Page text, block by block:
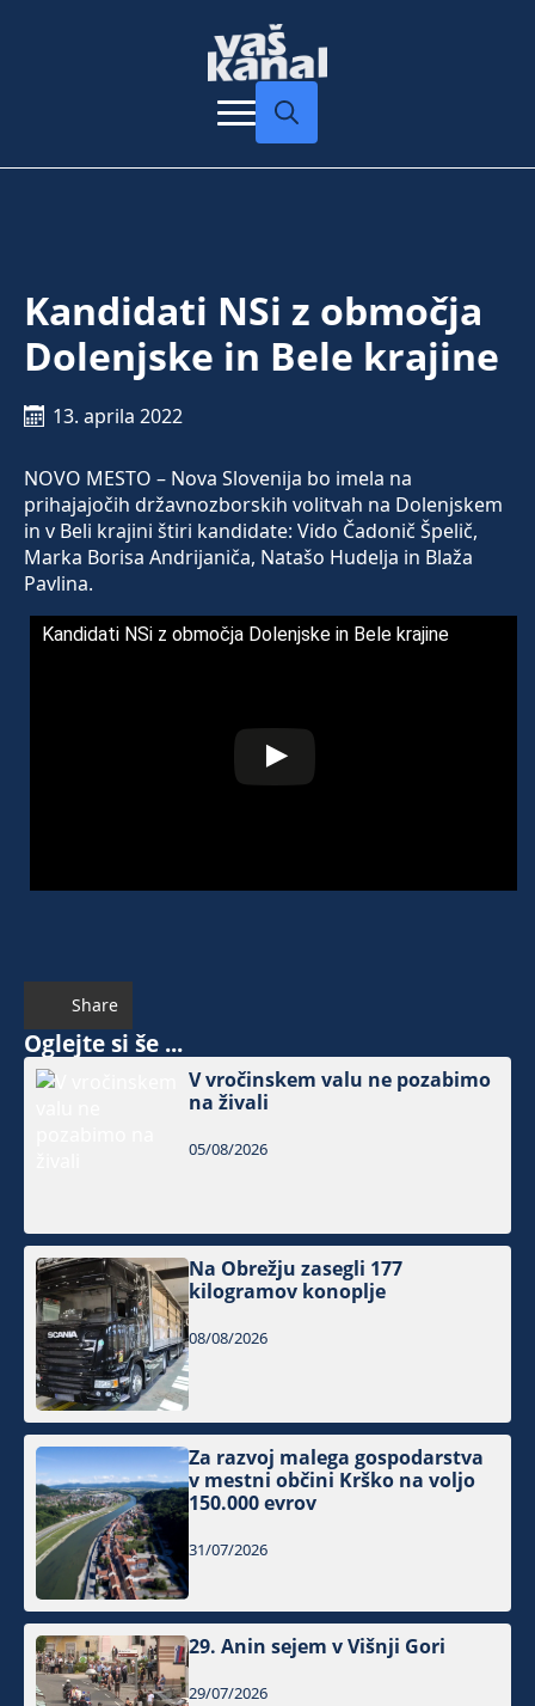
Kandidati NSi z območja
Dolenjske in Bele krajine
13. aprila 2022
NOVO MESTO – Nova Slovenija bo imela na
prihajajočih državnozborskih volitvah na Dolenjskem
in v Beli krajini štiri kandidate: Vido Čadonič Špelič,
Marka Borisa Andrijaniča, Natašo Hudelja in Blaža
Pavlina.
Kandidati NSi z območja Dolenjske in Bele krajine
Share
Oglejte si še ...
V vročinskem valu ne pozabimo
na živali
05/08/2026
Na Obrežju zasegli 177
kilogramov konoplje
08/08/2026
Za razvoj malega gospodarstva
v mestni občini Krško na voljo
150.000 evrov
31/07/2026
29. Anin sejem v Višnji Gori
29/07/2026